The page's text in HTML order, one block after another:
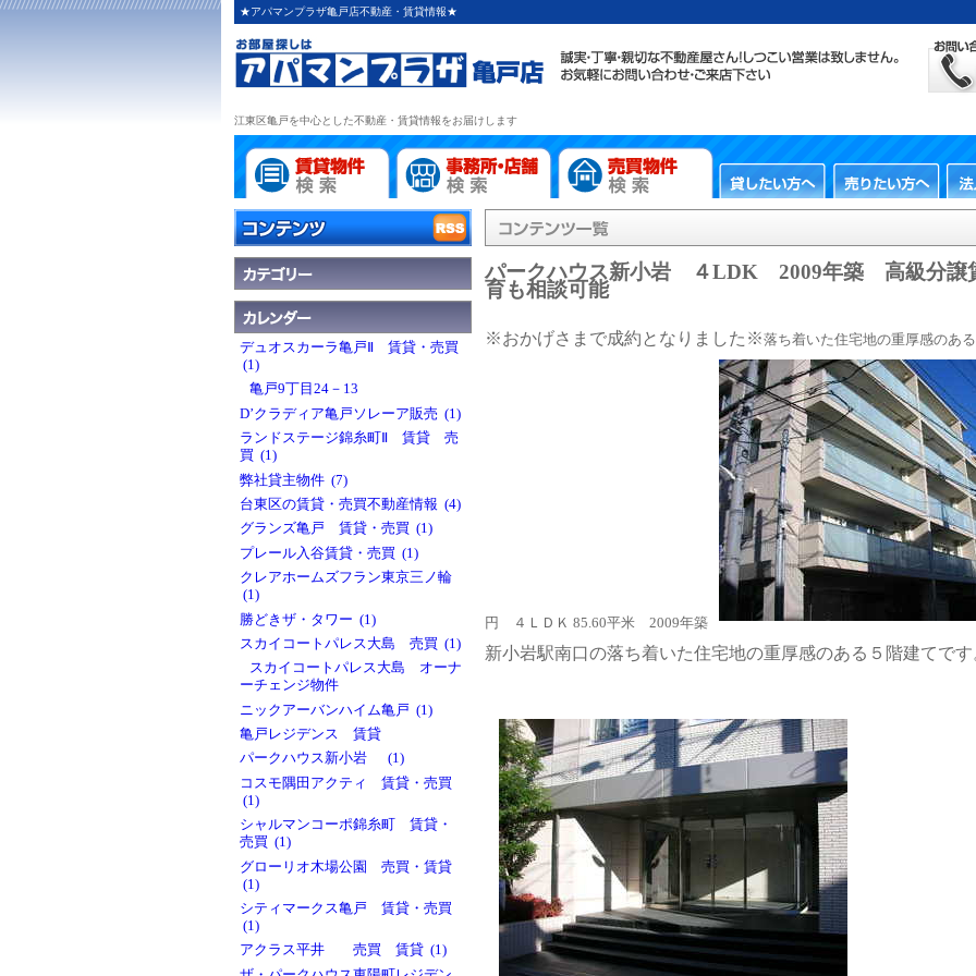
★アパマンプラザ亀戸店不動産・賃貸情報★
江東区亀戸を中心とした不動産・賃貸情報をお届けします
パークハウス新小岩 ４LDK 2009年築 高級分譲
育も相談可能
※おかげさまで成約となりました※落ち着いた住宅地の重厚感のあ
円 ４ＬＤＫ 85.60平米 2009年築
新小岩駅南口の落ち着いた住宅地の重厚感のある５階建てです
デュオスカーラ亀戸Ⅱ 賃貸・売買
(1)
亀戸9丁目24－13
D’クラディア亀戸ソレーア販売 (1)
ランドステージ錦糸町Ⅱ 賃貸 売
買 (1)
弊社貸主物件 (7)
台東区の賃貸・売買不動産情報 (4)
グランズ亀戸 賃貸・売買 (1)
プレール入谷賃貸・売買 (1)
クレアホームズフラン東京三ノ輪
(1)
勝どきザ・タワー (1)
スカイコートパレス大島 売買 (1)
スカイコートパレス大島 オーナ
ーチェンジ物件
ニックアーバンハイム亀戸 (1)
亀戸レジデンス 賃貸
パークハウス新小岩 (1)
コスモ隅田アクティ 賃貸・売買
(1)
シャルマンコーポ錦糸町 賃貸・
売買 (1)
グローリオ木場公園 売買・賃貸
(1)
シティマークス亀戸 賃貸・売買
(1)
アクラス平井 売買 賃貸 (1)